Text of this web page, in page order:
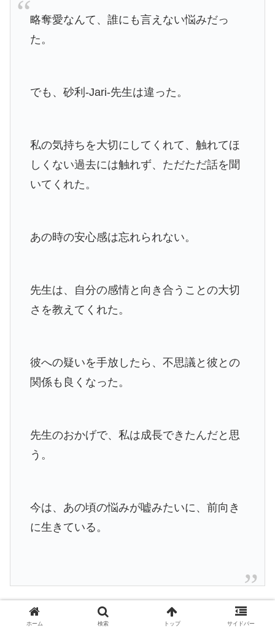
略奪愛なんて、誰にも言えない悩みだっ
た。
でも、砂利-Jari-先生は違った。
私の気持ちを大切にしてくれて、触れてほ
しくない過去には触れず、ただただ話を聞
いてくれた。
あの時の安心感は忘れられない。
先生は、自分の感情と向き合うことの大切
さを教えてくれた。
彼への疑いを手放したら、不思議と彼との
関係も良くなった。
先生のおかげで、私は成長できたんだと思
う。
今は、あの頃の悩みが嘘みたいに、前向き
に生きている。
ホーム 検索 トップ サイドバー